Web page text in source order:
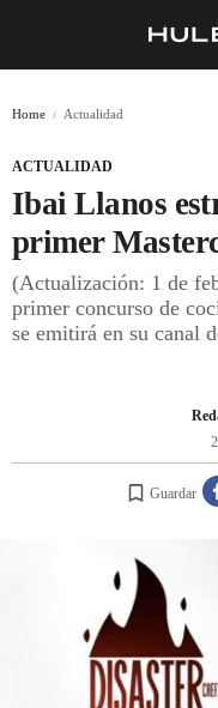
BARRAS Y ESTRELLAS
DÓNDE COMER
ÍDOLOS DE MESAS
MENÚ DEL DÍA
Home Actualidad
ACTUALIDAD
Ibai Llanos
primer
(Actualización: 1 de
primer concurso de
se emitirá en su canal
Guardar